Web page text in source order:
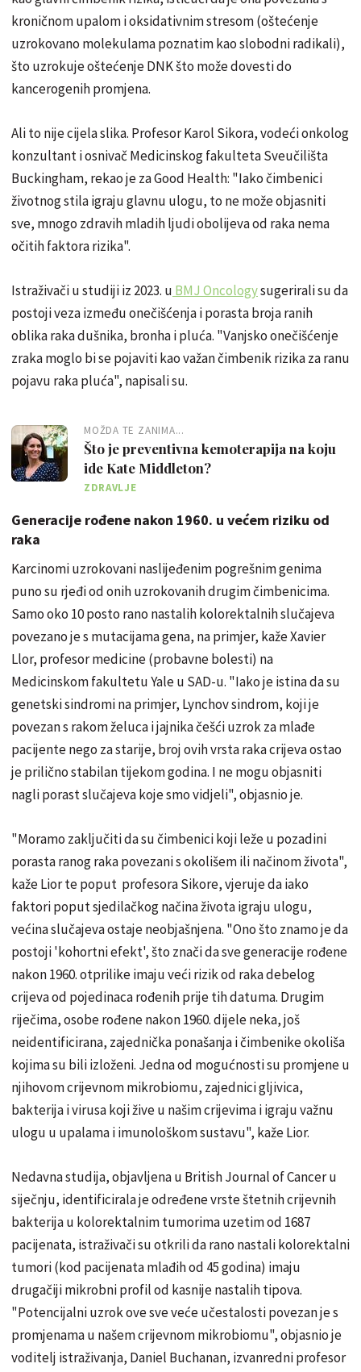
kroničnom upalom i oksidativnim stresom (oštećenje
uzrokovano molekulama poznatim kao slobodni radikali),
što uzrokuje oštećenje DNK što može dovesti do
kancerogenih promjena.
Ali to nije cijela slika. Profesor Karol Sikora, vodeći onkolog
konzultant i osnivač Medicinskog fakulteta Sveučilišta
Buckingham, rekao je za Good Health: "Iako čimbenici
životnog stila igraju glavnu ulogu, to ne može objasniti
sve, mnogo zdravih mladih ljudi obolijeva od raka nema
očitih faktora rizika".
Istraživači u studiji iz 2023. u BMJ Oncologysugerirali su da
postoji veza između onečišćenja i porasta broja ranih
oblika raka dušnika, bronha i pluća. "Vanjsko onečišćenje
zraka moglo bi se pojaviti kao važan čimbenik rizika za ranu
pojavu raka pluća", napisali su.
MOŽDA TE ZANIMA...
Što je preventivna kemoterapija na koju
ide Kate Middleton?
ZDRAVLJE
Generacije rođene nakon 1960. u većem riziku od
raka
Karcinomi uzrokovani naslijeđenim pogrešnim genima
puno su rjeđi od onih uzrokovanih drugim čimbenicima.
Samo oko 10 posto rano nastalih kolorektalnih slučajeva
povezano je s mutacijama gena, na primjer, kaže Xavier
Llor, profesor medicine (probavne bolesti) na
Medicinskom fakultetu Yale u SAD-u. "Iako je istina da su
genetski sindromi na primjer, Lynchov sindrom, koji je
povezan s rakom želuca i jajnika češći uzrok za mlađe
pacijente nego za starije, broj ovih vrsta raka crijeva ostao
je prilično stabilan tijekom godina. I ne mogu objasniti
nagli porast slučajeva koje smo vidjeli", objasnio je.
"Moramo zaključiti da su čimbenici koji leže u pozadini
porasta ranog raka povezani s okolišem ili načinom života",
kaže Lior te poput profesora Sikore, vjeruje da iako
faktori poput sjedilačkog načina života igraju ulogu,
većina slučajeva ostaje neobjašnjena. "Ono što znamo je da
postoji 'kohortni efekt', što znači da sve generacije rođene
nakon 1960. otprilike imaju veći rizik od raka debelog
crijeva od pojedinaca rođenih prije tih datuma. Drugim
riječima, osobe rođene nakon 1960. dijele neka, još
neidentificirana, zajednička ponašanja i čimbenike okoliša
kojima su bili izloženi. Jedna od mogućnosti su promjene u
njihovom crijevnom mikrobiomu, zajednici gljivica,
bakterija i virusa koji žive u našim crijevima i igraju važnu
ulogu u upalama i imunološkom sustavu", kaže Lior.
Nedavna studija, objavljena u British Journal of Cancer u
siječnju, identificirala je određene vrste štetnih crijevnih
bakterija u kolorektalnim tumorima uzetim od 1687
pacijenata, istraživači su otkrili da rano nastali kolorektalni
tumori (kod pacijenata mlađih od 45 godina) imaju
drugačiji mikrobni profil od kasnije nastalih tipova.
"Potencijalni uzrok ove sve veće učestalosti povezan je s
promjenama u našem crijevnom mikrobiomu", objasnio je
voditelj istraživanja, Daniel Buchanan, izvanredni profesor